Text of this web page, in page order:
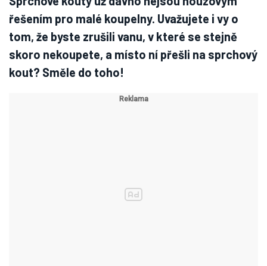
řešením pro malé koupelny. Uvažujete i vy o
tom, že byste zrušili vanu, v které se stejně
skoro nekoupete, a místo ní přešli na sprchový
kout? Směle do toho!